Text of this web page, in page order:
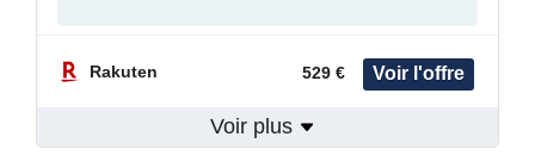
Rakuten 529 €
Voir plus